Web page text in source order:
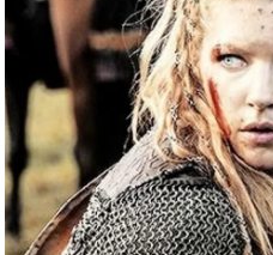
न
रे
लू
नु
स्खे
र्य